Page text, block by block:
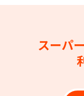
スーパ